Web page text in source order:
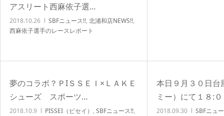
アスリート西麻依子選…
2018.10.26 SBFニュース!!, 北浦和店NEWS!!,
西麻依子選手のレースレポート
夢のコラボ？ＰIＳＳＥＩ×ＬＡＫＥ
シューズ スポーツ…
2018.10.9 PISSEI（ピセイ） , SBFニュース!!,
本日９月３０日台
ミー）にて１８:
2018.09.30 SBFニュ